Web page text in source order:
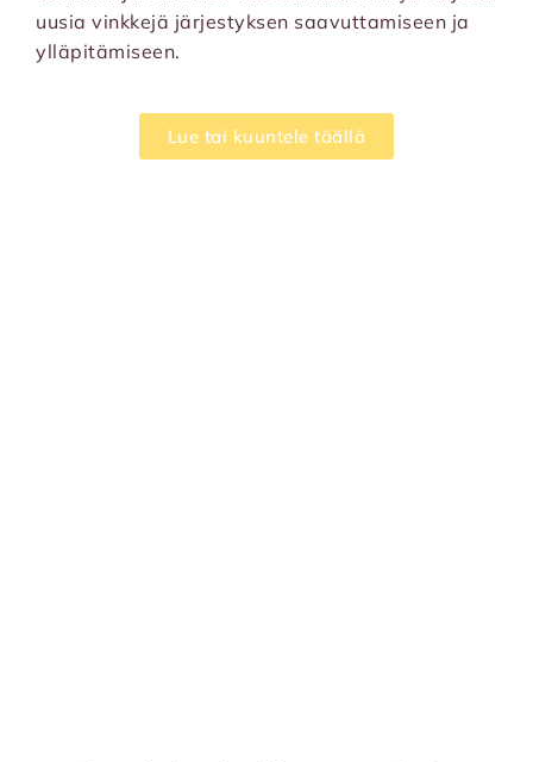
uusia vinkkejä järjestyksen saavuttamiseen ja
ylläpitämiseen.
Lue tai kuuntele täällä